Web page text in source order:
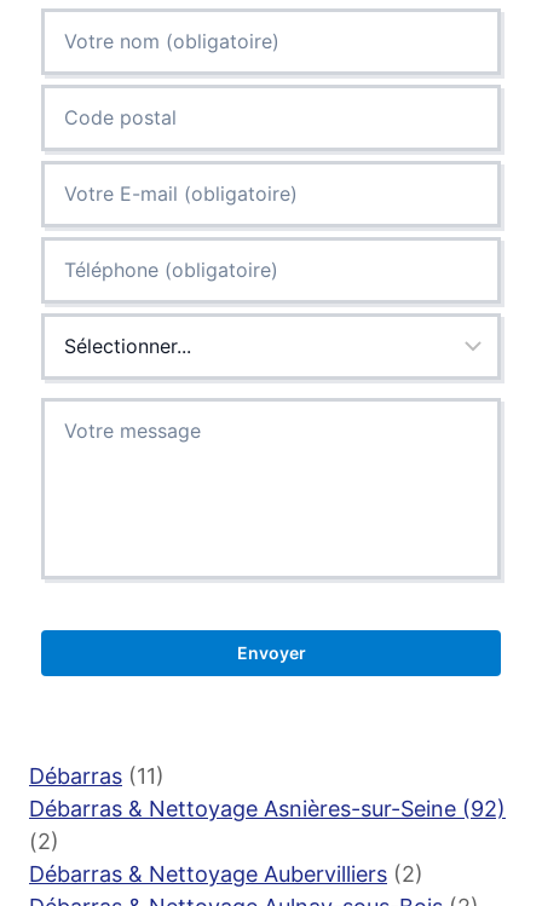
Débarras (11)
Débarras & Nettoyage Asnières-sur-Seine (92)
(2)
Débarras & Nettoyage Aubervilliers (2)